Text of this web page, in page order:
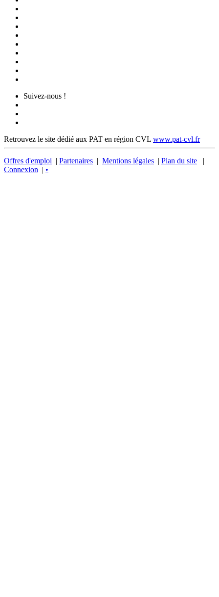
Suivez-nous !
Retrouvez le site dédié aux PAT en région CVL www.pat-cvl.fr
Offres d'emploi | Partenaires | Mentions légales | Plan du site |
Connexion | •